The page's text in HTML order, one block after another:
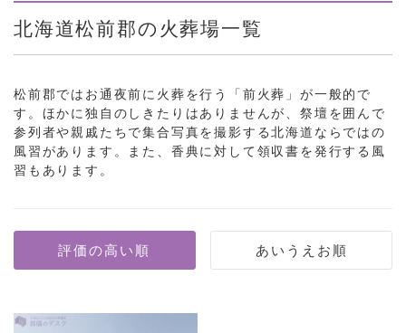
北海道松前郡の火葬場一覧
松前郡ではお通夜前に火葬を行う「前火葬」が一般的で
す。ほかに独自のしきたりはありませんが、祭壇を囲んで
参列者や親戚たちで集合写真を撮影する北海道ならではの
風習があります。また、香典に対して領収書を発行する風
習もあります。